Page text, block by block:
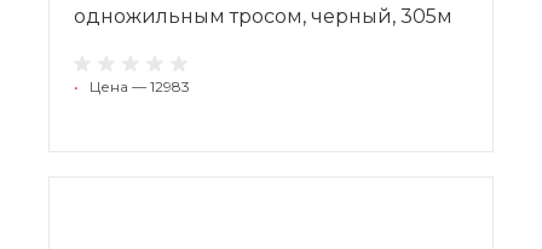
одножильным тросом, черный, 305м
• Цена — 12983